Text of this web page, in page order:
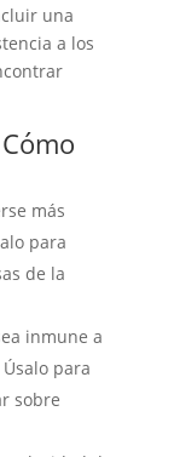
una
a los
más
para
de la
inmune a
para
sobre